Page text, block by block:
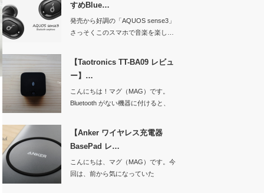
すめBlue…
発売から好調の「AQUOS sense3」
さっそくこのスマホで音楽を楽し…
【Taotronics TT-BA09 レビュ
ー】…
こんにちは！マグ（MAG）です。
Bluetooth がない機器に付けると、
【Anker ワイヤレス充電器
BasePad レ…
こんにちは、マグ（MAG）です。今
回は、前から気になっていた